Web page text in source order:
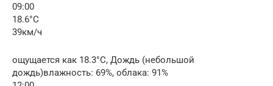
09:00
18.6°C
39км/ч
ощущается как 18.3°C, Дождь (небольшой
дождь)влажность: 69%, облака: 91%